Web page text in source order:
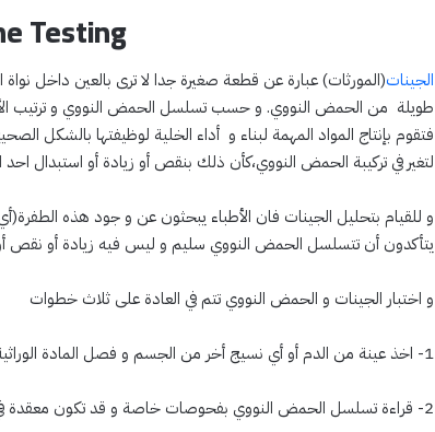
Testing
الجينات(المورثات) عبارة عن قطعة صغيرة جدا لا ترى بالعين داخل
طويلة من الحمض النووي. و حسب تسلسل الحمض النووي و ترتيب
فتقوم بإنتاج المواد المهمة لبناء و أداء الخلية لوظيفتها بالشكل
لتغير في تركيبة الحمض النووي،كأن ذلك بنقص أو زيادة أو استبدال
و للقيام بتحليل الجينات فان الأطباء يبحثون عن و جود هذه
يتأكدون أن تتسلسل الحمض النووي سليم و ليس فيه زيادة أو نقص
و اختبار الجينات و الحمض النووي تتم في العادة على ثلاث خطوات
1- اخذ عينة من الدم أو أي نسيج أخر من الجسم و فصل المادة الوراثية منه.
2- قراءة تسلسل الحمض النووي بفحوصات خاصة و قد تكون معقدة في بعض الأحيان.